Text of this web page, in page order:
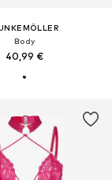
Body
40,99 €